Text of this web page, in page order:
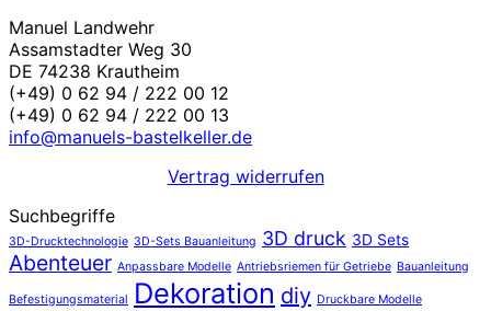
Manuel Landwehr
Assamstadter Weg 30
DE 74238 Krautheim
(+49) 0 62 94 / 222 00 12
(+49) 0 62 94 / 222 00 13
info@manuels-bastelkeller.de
Vertrag widerrufen
Suchbegriffe
3D-Drucktechnologie 3D-Sets Bauanleitung 3D druck 3D Sets
Abenteuer Anpassbare Modelle Antriebsriemen für Getriebe Bauanleitung
Befestigungsmaterial Dekoration diy Druckbare Modelle